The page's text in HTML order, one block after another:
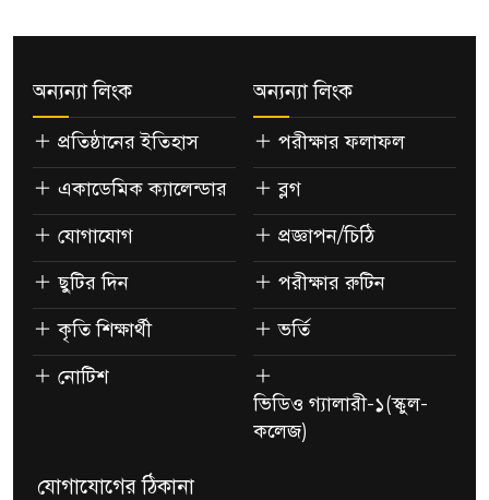
অন্যন্যা লিংক
প্রতিষ্ঠানের ইতিহাস
একাডেমিক ক্যালেন্ডার
যোগাযোগ
ছুটির দিন
কৃতি শিক্ষার্থী
নোটিশ
অন্যন্যা লিংক
পরীক্ষার ফলাফল
ব্লগ
প্রজ্ঞাপন/চিঠি
পরীক্ষার রুটিন
ভর্তি
ভিডিও গ্যালারী-১(স্কুল-
কলেজ)
যোগাযোগের ঠিকানা